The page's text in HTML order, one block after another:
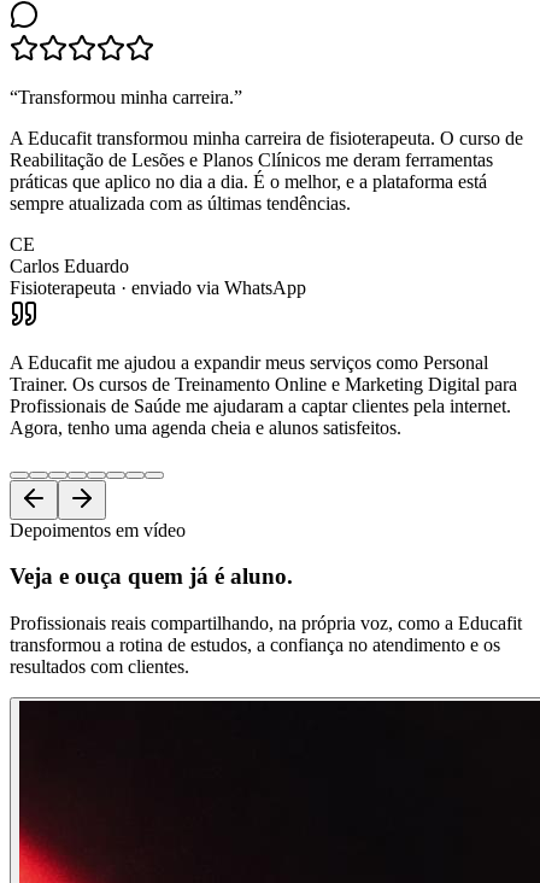
“Transformou minha carreira.”
A Educafit transformou minha carreira de fisioterapeuta. O curso de
Reabilitação de Lesões e Planos Clínicos me deram ferramentas
práticas que aplico no dia a dia. É o melhor, e a plataforma está
sempre atualizada com as últimas tendências.
CE
Carlos Eduardo
Fisioterapeuta · enviado via WhatsApp
A Educafit me ajudou a expandir meus serviços como Personal
Trainer. Os cursos de Treinamento Online e Marketing Digital para
Profissionais de Saúde me ajudaram a captar clientes pela internet.
Agora, tenho uma agenda cheia e alunos satisfeitos.
Depoimentos em vídeo
Veja e ouça quem já é aluno.
Profissionais reais compartilhando, na própria voz, como a Educafit
transformou a rotina de estudos, a confiança no atendimento e os
resultados com clientes.